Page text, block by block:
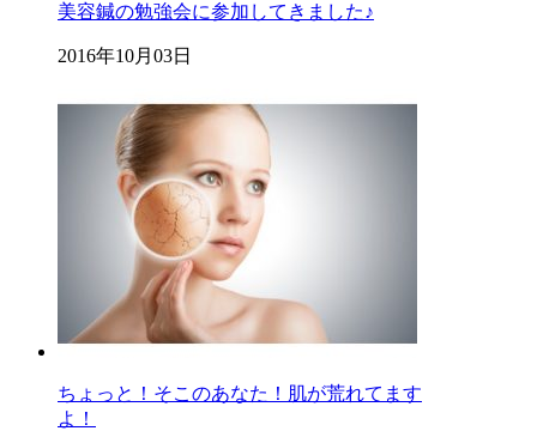
美容鍼の勉強会に参加してきました♪
2016年10月03日
ちょっと！そこのあなた！肌が荒れてます
よ！